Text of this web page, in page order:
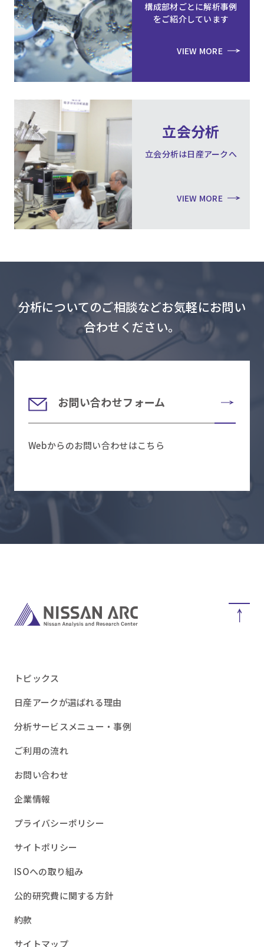
構成部材ごとに解析事例
をご紹介しています
VIEW MORE
立会分析
立会分析は日産アークへ
VIEW MORE
分析についてのご相談などお気軽にお問い
合わせください。
お問い合わせフォーム
Webからのお問い合わせはこちら
トピックス
日産アークが選ばれる理由
分析サービスメニュー・事例
ご利用の流れ
お問い合わせ
企業情報
プライバシーポリシー
サイトポリシー
ISOへの取り組み
公的研究費に関する方針
約款
サイトマップ